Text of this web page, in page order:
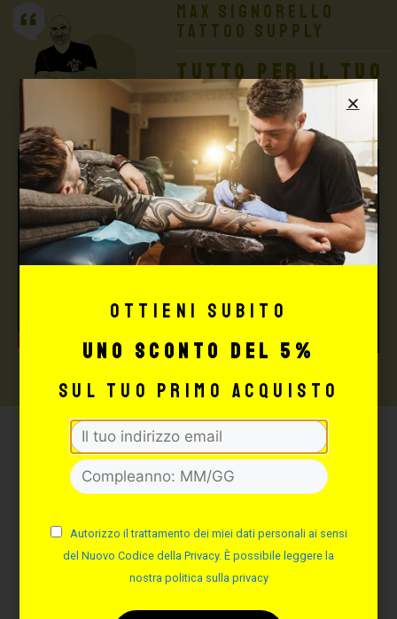
Max Signorello
Tattoo Supply
TUTTO PER IL TUO
TATTOO STUDIO
Potrebbe interessarti
anche:
Ottieni subito
uno sconto del 5%
sul tuo primo acquisto
Autorizzo il trattamento dei miei dati personali ai sensi
del Nuovo Codice della Privacy. È possibile leggere la
nostra politica sulla privacy